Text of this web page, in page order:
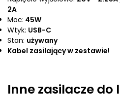
2A
Moc: 45W
Wtyk: USB-C
Stan: używany
Kabel zasilający w zestawie!
Inne zasilacze